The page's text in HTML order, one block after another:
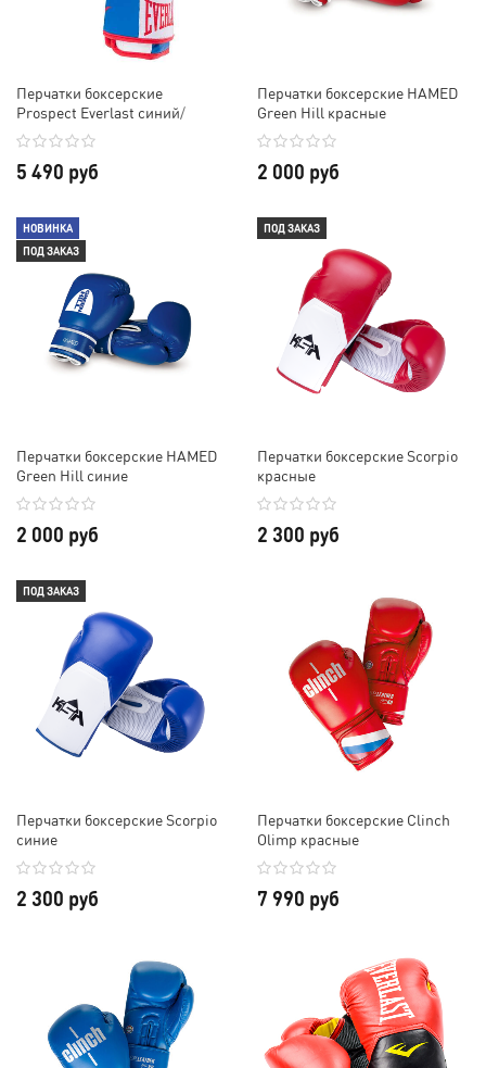
Перчатки боксерские
Prospect Everlast синий/
красный
5 490 руб
Перчатки боксерские HAMED
Green Hill красные
2 000 руб
НОВИНКА
ПОД ЗАКАЗ
Перчатки боксерские HAMED
Green Hill синие
2 000 руб
ПОД ЗАКАЗ
Перчатки боксерские Scorpio
красные
2 300 руб
ПОД ЗАКАЗ
Перчатки боксерские Scorpio
синие
2 300 руб
Перчатки боксерские Clinch
Olimp красные
7 990 руб